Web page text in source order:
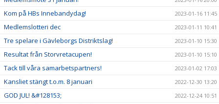
Kom på HBs Innebandydag! 2023-01-16 11:45
Medlemslotteri dec 2023-01-11 10:41
Tre spelare i Gävleborgs Distriktslag! 2023-01-10 15:30
Resultat från Storvretacupen! 2023-01-10 15:10
Tack till våra samarbetspartners! 2023-01-02 17:03
Kansliet stängt t.o.m. 8 januari 2022-12-30 13:20
GOD JUL! &#128153; 2022-12-24 10:51